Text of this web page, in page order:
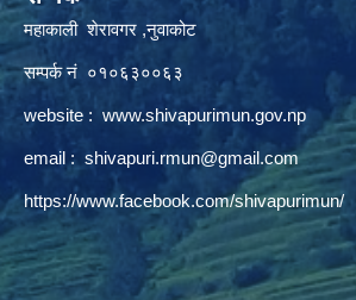
महाकाली शेरावगर ,नुवाकोट
सम्पर्क नं ०१०६३००६३
website : www.shivapurimun.gov.np
email : shivapuri.rmun@gmail.com
https://www.facebook.com/shivapurimun/